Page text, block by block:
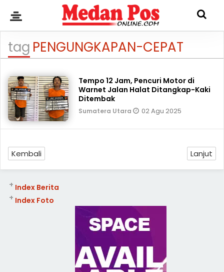
tag PENGUNGKAPAN-CEPAT
Tempo 12 Jam, Pencuri Motor di
Warnet Jalan Halat Ditangkap-Kaki
Ditembak
Sumatera Utara 02 Agu 2025
Kembali Lanjut
Index Berita
+
Index Foto
+